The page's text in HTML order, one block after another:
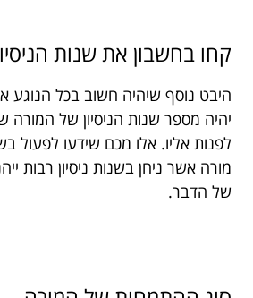
קחו בחשבון את שנות
היבט נוסף שיהיה חשוב בכל הנוגע
יהיה מספר שנות הניסיון של המורה
לפנות אליו. אלו מכם שידעו לפעול
מורה אשר ניחן בשנות ניסיון רבות
של הדבר.